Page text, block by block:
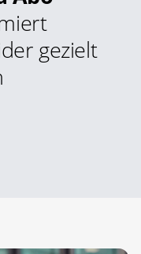
gezielt